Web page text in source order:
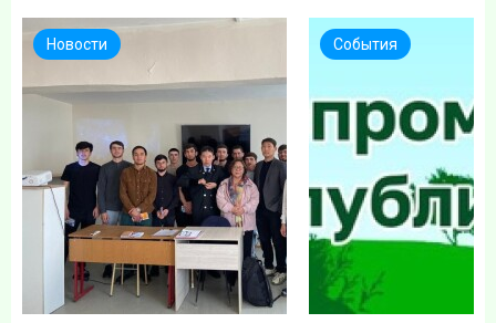
Новости События